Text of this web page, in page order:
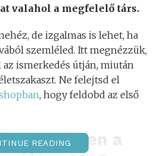
valahol a megfelelő társ.
de izgalmas is lehet, ha
szemléled. Itt megnézzük,
ismerkedés útján, miután
Ne felejtsd el
, hogy feldobd az első
nehezen a
READING